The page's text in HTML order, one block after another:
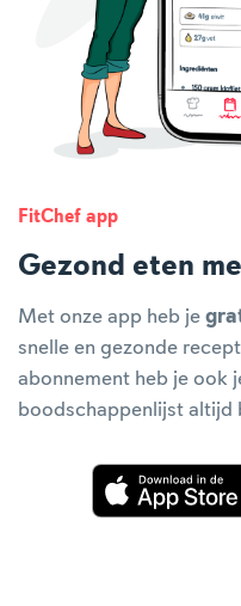
FitChef app
Gezond eten
Met onze app heb je
snelle en gezonde
abonnement heb je ook
boodschappenlijst altijd